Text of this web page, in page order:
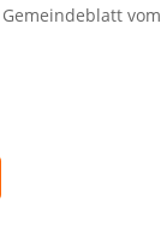
vom